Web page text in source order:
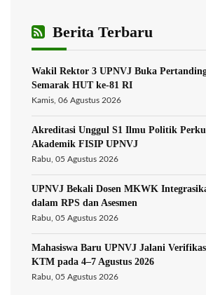
Berita Terbaru
Wakil Rektor 3 UPNVJ Buka
Semarak HUT ke-81 RI
Kamis, 06 Agustus 2026
Akreditasi Unggul S1 Ilmu Politik
Akademik FISIP UPNVJ
Rabu, 05 Agustus 2026
UPNVJ Bekali Dosen MKWK
dalam RPS dan Asesmen
Rabu, 05 Agustus 2026
Mahasiswa Baru UPNVJ Jalani
KTM pada 4–7 Agustus 2026
Rabu, 05 Agustus 2026